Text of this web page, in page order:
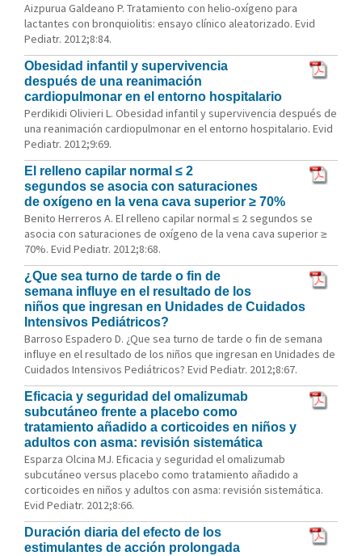
Aizpurua Galdeano P. Tratamiento con helio-oxígeno para
lactantes con bronquiolitis: ensayo clínico aleatorizado. Evid
Pediatr. 2012;8:84.
Obesidad infantil y supervivencia
después de una reanimación
cardiopulmonar en el entorno hospitalario
Perdikidi Olivieri L. Obesidad infantil y supervivencia después de
una reanimación cardiopulmonar en el entorno hospitalario. Evid
Pediatr. 2012;9:69.
El relleno capilar normal ≤ 2
segundos se asocia con saturaciones
de oxígeno en la vena cava superior ≥ 70%
Benito Herreros A. El relleno capilar normal ≤ 2 segundos se
asocia con saturaciones de oxígeno de la vena cava superior ≥
70%. Evid Pediatr. 2012;8:68.
¿Que sea turno de tarde o fin de
semana influye en el resultado de los
niños que ingresan en Unidades de Cuidados
Intensivos Pediátricos?
Barroso Espadero D. ¿Que sea turno de tarde o fin de semana
influye en el resultado de los niños que ingresan en Unidades de
Cuidados Intensivos Pediátricos? Evid Pediatr. 2012;8:67.
Eficacia y seguridad del omalizumab
subcutáneo frente a placebo como
tratamiento añadido a corticoides en niños y
adultos con asma: revisión sistemática
Esparza Olcina MJ. Eficacia y seguridad el omalizumab
subcutáneo versus placebo como tratamiento añadido a
corticoides en niños y adultos con asma: revisión sistemática.
Evid Pediatr. 2012;8:66.
Duración diaria del efecto de los
estimulantes de acción prolongada